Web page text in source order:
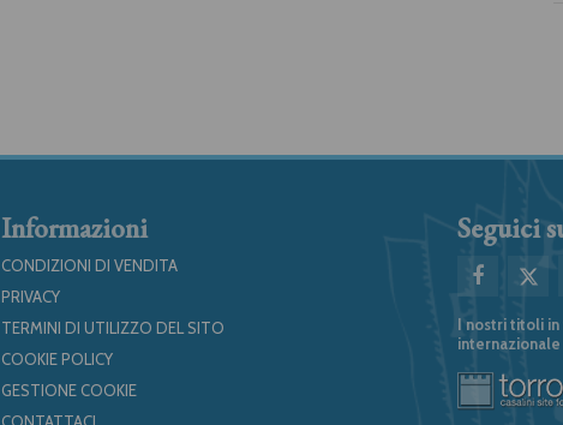
Informazioni
CONDIZIONI DI VENDITA
PRIVACY
TERMINI DI UTILIZZO DEL SITO
COOKIE POLICY
GESTIONE COOKIE
Seguici
I nostri titoli